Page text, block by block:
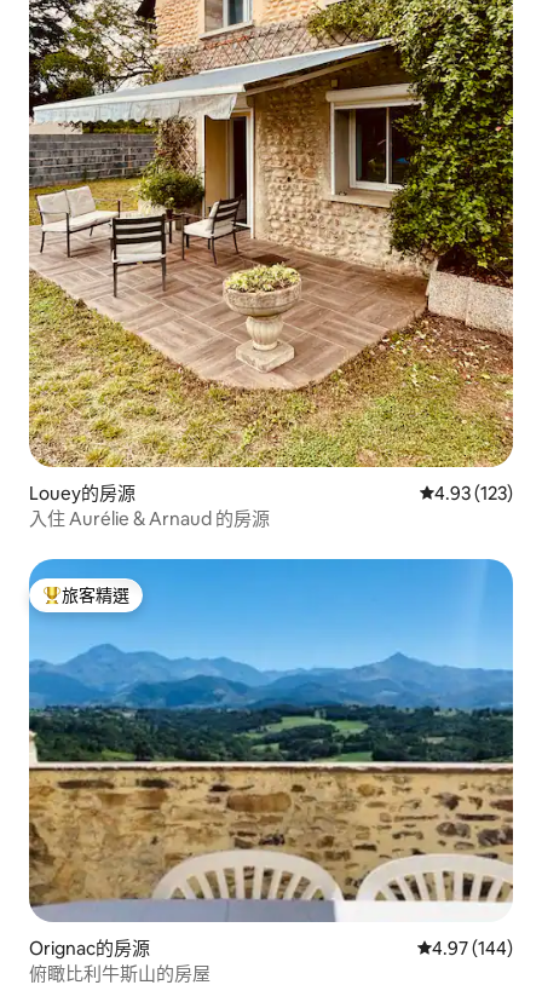
Louey的房源 從 123 則評價
4.93 (123)
入住 Aurélie & Arnaud 的房源
旅客精選榜首
旅客精選
Orignac的房源 從 144 則評價
4.97 (144)
俯瞰比利牛斯山的房屋